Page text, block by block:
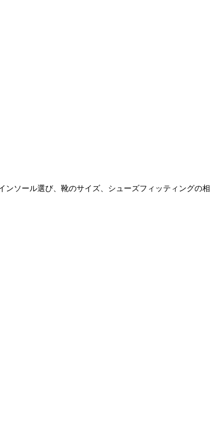
ソール選び、靴のサイズ、シューズフィッティングの相